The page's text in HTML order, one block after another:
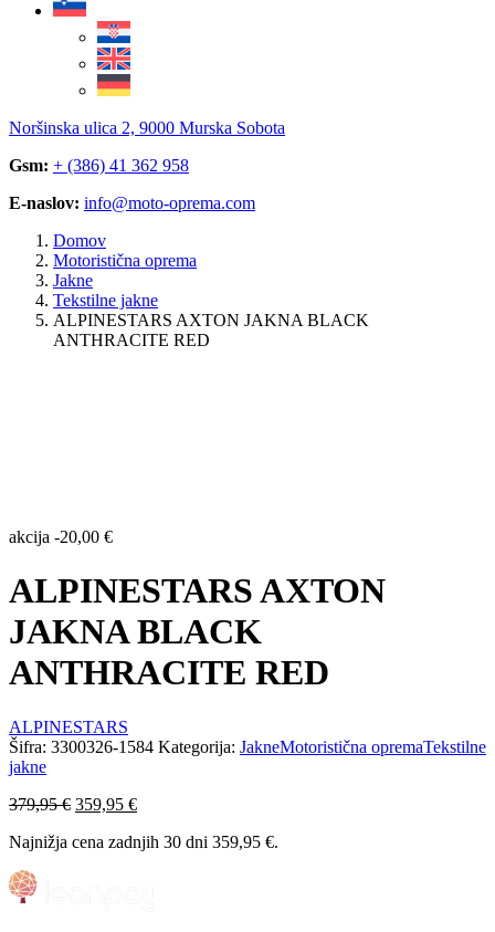
Noršinska ulica 2, 9000 Murska Sobota
Gsm: + (386) 41 362 958
E-naslov: info@moto-oprema.com
Domov
Motoristična oprema
Jakne
Tekstilne jakne
ALPINESTARS AXTON JAKNA BLACK
ANTHRACITE RED
akcija -20,00 €
ALPINESTARS AXTON
JAKNA BLACK
ANTHRACITE RED
ALPINESTARS
Šifra: 3300326-1584 Kategorija: JakneMotoristična opremaTekstilne
jakne
379,95€ Izvirna
je
359,95 €Trenutna
je:
Najnižja cena zadnjih 30 dni 359,95 €.